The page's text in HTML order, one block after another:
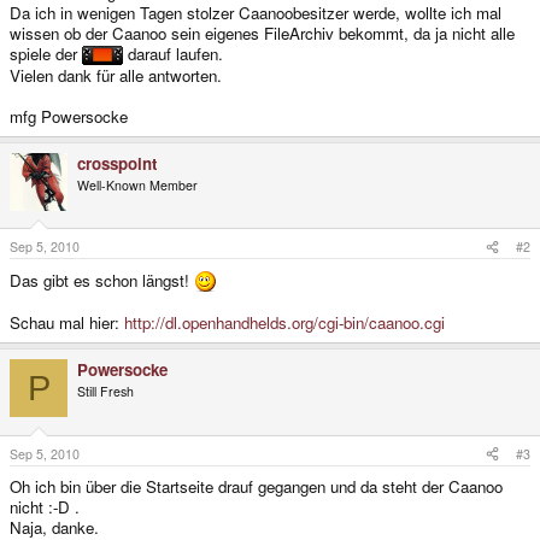
Da ich in wenigen Tagen stolzer Caanoobesitzer werde, wollte ich mal
wissen ob der Caanoo sein eigenes FileArchiv bekommt, da ja nicht alle
spiele der
darauf laufen.
Vielen dank für alle antworten.
mfg Powersocke
crosspoint
Well-Known Member
Sep 5, 2010 #2
Das gibt es schon längst!
Schau mal hier: http://dl.openhandhelds.org/cgi-bin/caanoo.cgi
P Powersocke
Still Fresh
Sep 5, 2010 #3
Oh ich bin über die Startseite drauf gegangen und da steht der Caanoo
nicht :-D .
Naja, danke.